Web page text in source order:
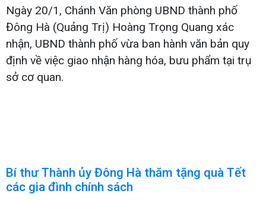
Ngày 20/1, Chánh Văn phòng UBND thành phố
Đông Hà (Quảng Trị) Hoàng Trọng Quang xác
nhận, UBND thành phố vừa ban hành văn bản quy
định về việc giao nhận hàng hóa, bưu phẩm tại trụ
sở cơ quan.
Bí thư Thành ủy Đông Hà thăm tặng quà Tết
các gia đình chính sách